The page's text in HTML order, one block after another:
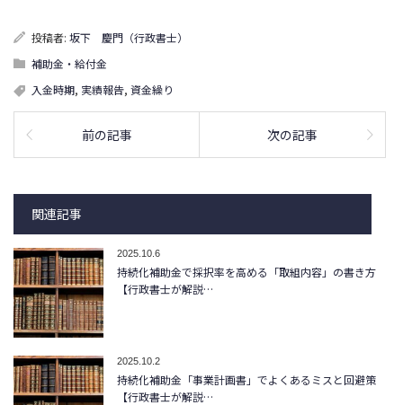
投稿者: 坂下 慶門（行政書士）
補助金・給付金
入金時期, 実績報告, 資金繰り
前の記事 次の記事
関連記事
2025.10.6
持続化補助金で採択率を高める「取組内容」の書き方
【行政書士が解説…
2025.10.2
持続化補助金「事業計画書」でよくあるミスと回避策
【行政書士が解説…